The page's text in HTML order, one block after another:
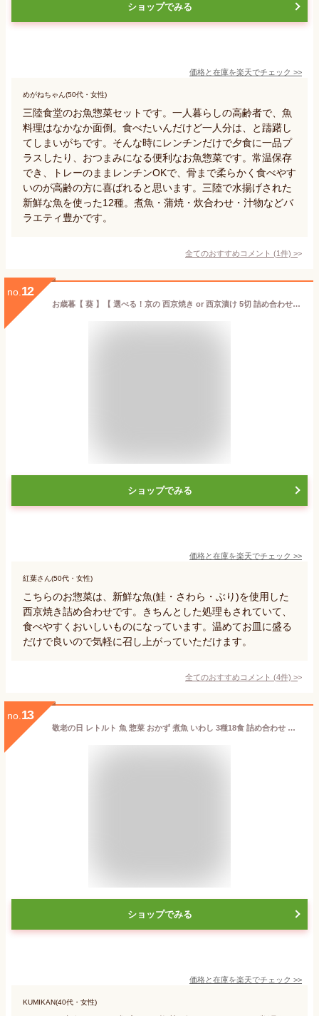
ショップでみる
価格と在庫を楽天でチェック >>
めがねちゃん(50代・女性)
三陸食堂のお魚惣菜セットです。一人暮らしの高齢者で、魚
料理はなかなか面倒。食べたいんだけど一人分は、と躊躇し
てしまいがちです。そんな時にレンチンだけで夕食に一品プ
ラスしたり、おつまみになる便利なお魚惣菜です。常温保存
でき、トレーのままレンチンOKで、骨まで柔らかく食べやす
いのが高齢の方に喜ばれると思います。三陸で水揚げされた
新鮮な魚を使った12種。煮魚・蒲焼・炊合わせ・汁物などバ
ラエティ豊かです。
全てのおすすめコメント (1件) >
no. 12
お歳暮【 葵 】【 選べる！京の 西京焼き or 西京漬け 5切 詰め合わせ 】 送料無料 誕生日 プレゼント 実用的 セット 調理済 高級 お礼 喜ばれる 内祝い お返し 出産内祝い 男性 結婚内祝い 食べ物 ギフト おつまみ グルメ 実用 七五三内祝い お歳暮 冬ギフト 御歳暮
ショップでみる
価格と在庫を楽天でチェック >>
紅葉さん(50代・女性)
こちらのお惣菜は、新鮮な魚(鮭・さわら・ぶり)を使用した
西京焼き詰め合わせです。きちんとした処理もされていて、
食べやすくおいしいものになっています。温めてお皿に盛る
だけで良いので気軽に召し上がっていただけます。
全てのおすすめコメント (4件) >
no. 13
敬老の日 レトルト 魚 惣菜 おかず 煮魚 いわし 3種18食 詰め合わせ セット 【 送料無料 沖縄以外】 レトルト食品 常温保存 宝幸 国産 鰯 和食 総菜 煮物 味噌煮 梅じそ昆布 味付 お惣菜ギフト ご飯のお供 保存食 2024 残暑見舞い ギフト
ショップでみる
価格と在庫を楽天でチェック >>
KUMIKAN(40代・女性)